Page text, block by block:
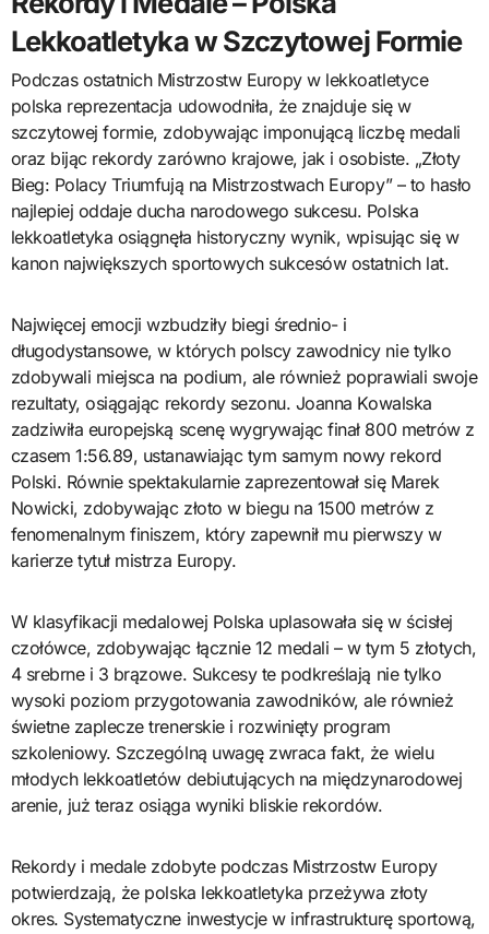
Lekkoatletyka w Szczytowej Formie
Podczas ostatnich Mistrzostw Europy w lekkoatletyce
polska reprezentacja udowodniła, że znajduje się w
szczytowej formie, zdobywając imponującą liczbę medali
oraz bijąc rekordy zarówno krajowe, jak i osobiste. „Złoty
Bieg: Polacy Triumfują na Mistrzostwach Europy” – to hasło
najlepiej oddaje ducha narodowego sukcesu. Polska
lekkoatletyka osiągnęła historyczny wynik, wpisując się w
kanon największych sportowych sukcesów ostatnich lat.
Najwięcej emocji wzbudziły biegi średnio- i
długodystansowe, w których polscy zawodnicy nie tylko
zdobywali miejsca na podium, ale również poprawiali swoje
rezultaty, osiągając rekordy sezonu. Joanna Kowalska
zadziwiła europejską scenę wygrywając finał 800 metrów z
czasem 1:56.89, ustanawiając tym samym nowy rekord
Polski. Równie spektakularnie zaprezentował się Marek
Nowicki, zdobywając złoto w biegu na 1500 metrów z
fenomenalnym finiszem, który zapewnił mu pierwszy w
karierze tytuł mistrza Europy.
W klasyfikacji medalowej Polska uplasowała się w ścisłej
czołówce, zdobywając łącznie 12 medali – w tym 5 złotych,
4 srebrne i 3 brązowe. Sukcesy te podkreślają nie tylko
wysoki poziom przygotowania zawodników, ale również
świetne zaplecze trenerskie i rozwinięty program
szkoleniowy. Szczególną uwagę zwraca fakt, że wielu
młodych lekkoatletów debiutujących na międzynarodowej
arenie, już teraz osiąga wyniki bliskie rekordów.
Rekordy i medale zdobyte podczas Mistrzostw Europy
potwierdzają, że polska lekkoatletyka przeżywa złoty
okres. Systematyczne inwestycje w infrastrukturę sportową,